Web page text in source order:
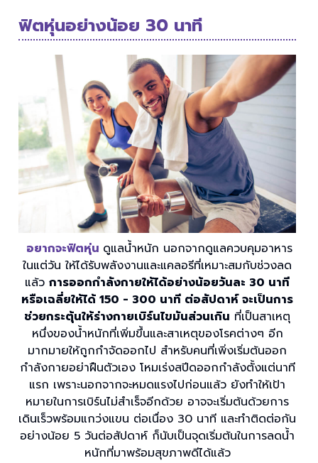
ฟิตหุ่นอย่างน้อย 30 นาที
อยากจะฟิตหุ่น ดูแลน้ำหนัก นอกจากดูแลควบคุมอาหาร
ในแต่วัน ให้ได้รับพลังงานและแคลอรีที่เหมาะสมกับช่วงลด
แล้ว การออกกำลังกายให้ได้อย่างน้อยวันละ 30 นาที
หรือเฉลี่ยให้ได้ 150 - 300 นาที ต่อสัปดาห์ จะเป็นการ
ช่วยกระตุ้นให้ร่างกายเบิร์นไขมันส่วนเกิน ที่เป็นสาเหตุ
หนึ่งของน้ำหนักที่เพิ่มขึ้นและสาเหตุของโรคต่างๆ อีก
มากมายให้ถูกกำจัดออกไป สำหรับคนที่เพิ่งเริ่มต้นออก
กำลังกายอย่าฝืนตัวเอง โหมเร่งสปีดออกกำลังตั้งแต่นาที
แรก เพราะนอกจากจะหมดแรงไปก่อนแล้ว ยังทำให้เป้า
หมายในการเบิร์นไม่สำเร็จอีกด้วย อาจจะเริ่มต้นด้วยการ
เดินเร็วพร้อมแกว่งแขน ต่อเนื่อง 30 นาที และทำติดต่อกัน
อย่างน้อย 5 วันต่อสัปดาห์ ก็นับเป็นจุดเริ่มต้นในการลดน้ำ
หนักที่มาพร้อมสุขภาพดีได้แล้ว